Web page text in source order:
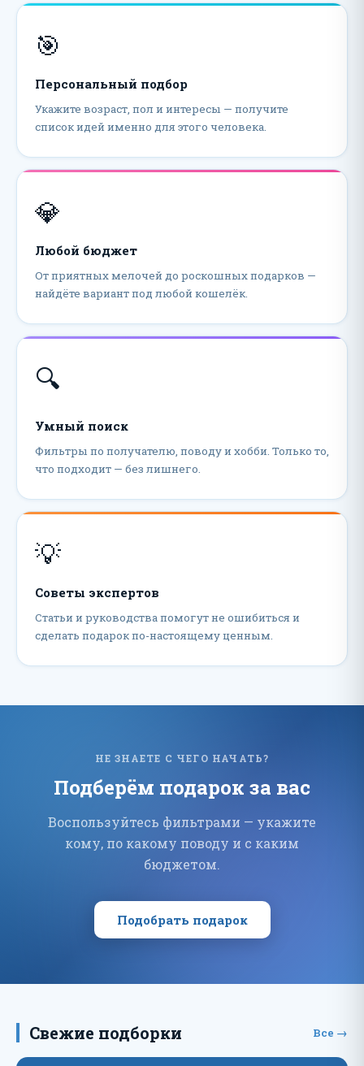
🎯
Персональный подбор
Укажите возраст, пол и интересы — получите
список идей именно для этого человека.
💎
Любой бюджет
От приятных мелочей до роскошных подарков —
найдёте вариант под любой кошелёк.
🔍
Умный поиск
Фильтры по получателю, поводу и хобби. Только то,
что подходит — без лишнего.
💡
Советы экспертов
Статьи и руководства помогут не ошибиться и
сделать подарок по-настоящему ценным.
НЕ ЗНАЕТЕ С ЧЕГО НАЧАТЬ?
Подберём подарок за вас
Воспользуйтесь фильтрами — укажите
кому, по какому поводу и с каким
бюджетом.
Подобрать подарок
Свежие подборки Все →